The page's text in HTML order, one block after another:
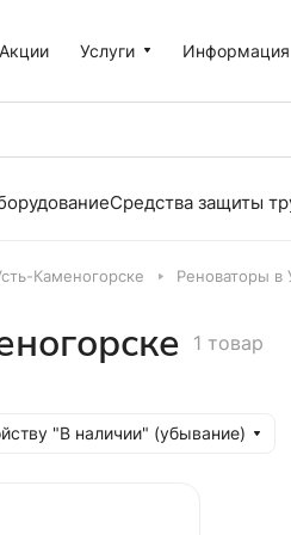
Акции Услуги Информация
Средства защиты
Каменогорске Реноваторы в
1 товар
"В наличии" (убывание)